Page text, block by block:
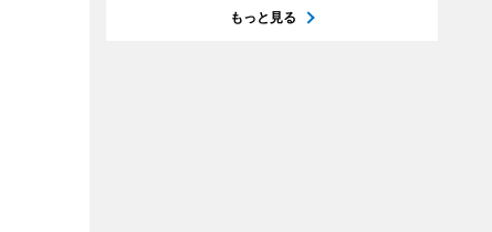
もっと見る